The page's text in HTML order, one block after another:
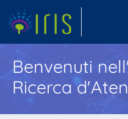
Benvenuti
Ricerca